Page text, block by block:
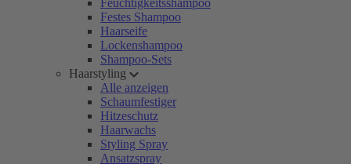
Feuchtigkeitsshampoo
Festes Shampoo
Haarseife
Lockenshampoo
Shampoo-Sets
Haarstyling
Alle anzeigen
Schaumfestiger
Hitzeschutz
Haarwachs
Styling Spray
Ansatzspray